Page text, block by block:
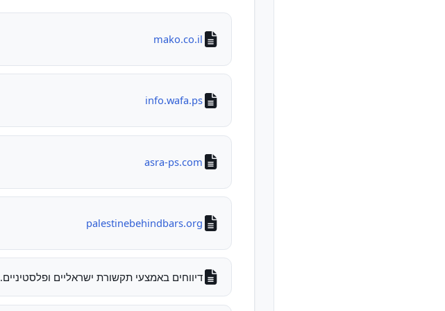
mako.co.il
info.wafa.ps
asra-ps.com
palestinebehindbars.org
דיווחים באמצעי תקשורת ישראליים ופלסטיניים.